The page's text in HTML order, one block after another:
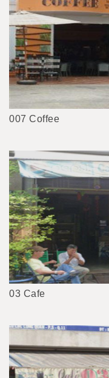
007 Coffee
03 Cafe